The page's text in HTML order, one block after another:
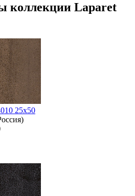
коллекции Laparet
25х50